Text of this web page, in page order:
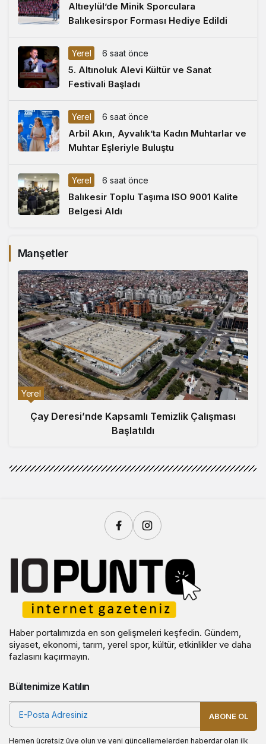
Altıeylül’de Minik Sporculara
Balıkesirspor Forması Hediye Edildi
Yerel 6 saat önce
5. Altınoluk Alevi Kültür ve Sanat
Festivali Başladı
Yerel 6 saat önce
Arbil Akın, Ayvalık’ta Kadın Muhtarlar ve
Muhtar Eşleriyle Buluştu
Yerel 6 saat önce
Balıkesir Toplu Taşıma ISO 9001 Kalite
Belgesi Aldı
Manşetler
Yerel
Çay Deresi’nde Kapsamlı Temizlik Çalışması
Başlatıldı
Haber portalımızda en son gelişmeleri keşfedin. Gündem,
siyaset, ekonomi, tarım, yerel spor, kültür, etkinlikler ve daha
fazlasını kaçırmayın.
Bültenimize Katılın
ABONE OL
Hemen ücretsiz üye olun ve yeni güncellemelerden haberdar olan ilk